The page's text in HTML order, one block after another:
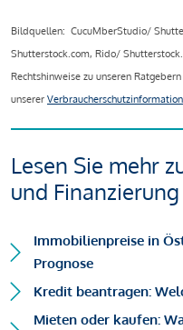
Bildquellen: CucuMberStudio/
Shutterstock.com, Rido/
Rechtshinweise zu unseren
unserer Verbraucherschutzinformation
Lesen Sie mehr
und Finanzierung
Immobilienpreise in
Prognose
Kredit beantragen:
Mieten oder kaufen: